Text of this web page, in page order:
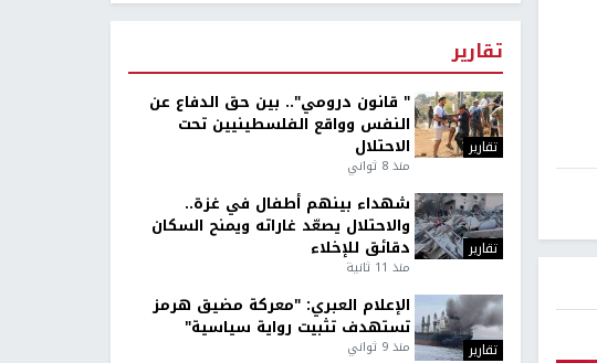
تقارير
تقارير
" قانون درومي".. بين حق الدفاع عن
النفس وواقع الفلسطينيين تحت
الاحتلال
منذ 8 ثواني
تقارير
شهداء بينهم أطفال في غزة..
والاحتلال يصعّد غاراته ويمنح السكان
دقائق للإخلاء
منذ 11 ثانية
تقارير
الإعلام العبري: "معركة مضيق هرمز
تستهدف تثبيت رواية سياسية"
منذ 9 ثواني